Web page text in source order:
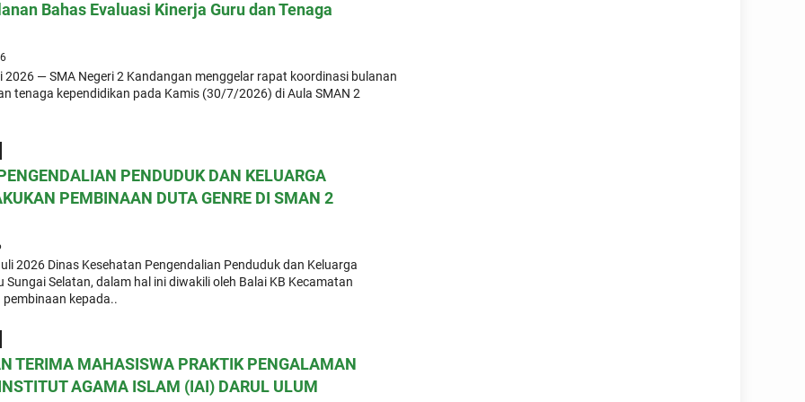
Bahas Evaluasi Kinerja Guru dan Tenaga
2026 — SMA Negeri 2 Kandangan menggelar rapat koordinasi bulanan
tenaga kependidikan pada Kamis (30/7/2026) di Aula SMAN 2
PENDUDUK DAN KELUARGA
PEMBINAAN DUTA GENRE DI SMAN 2
2026 Dinas Kesehatan Pengendalian Penduduk dan Keluarga
Sungai Selatan, dalam hal ini diwakili oleh Balai KB Kecamatan
kepada..
TERIMA MAHASISWA PRAKTIK PENGALAMAN
AGAMA ISLAM (IAI) DARUL ULUM